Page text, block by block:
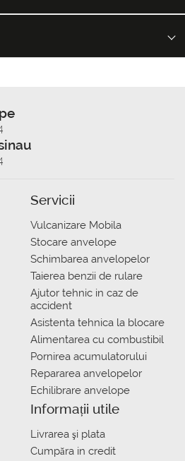
Servicii
Vulcanizare Mobila
Stocare anvelope
Schimbarea anvelopelor
Taierea benzii de rulare
Ajutor tehnic in caz de
accident
Asistenta tehnica la blocare
Alimentarea cu combustibil
Pornirea acumulatorului
Repararea anvelopelor
Echilibrare anvelope
Informații utile
Livrarea şi plata
Сumpăra in credit